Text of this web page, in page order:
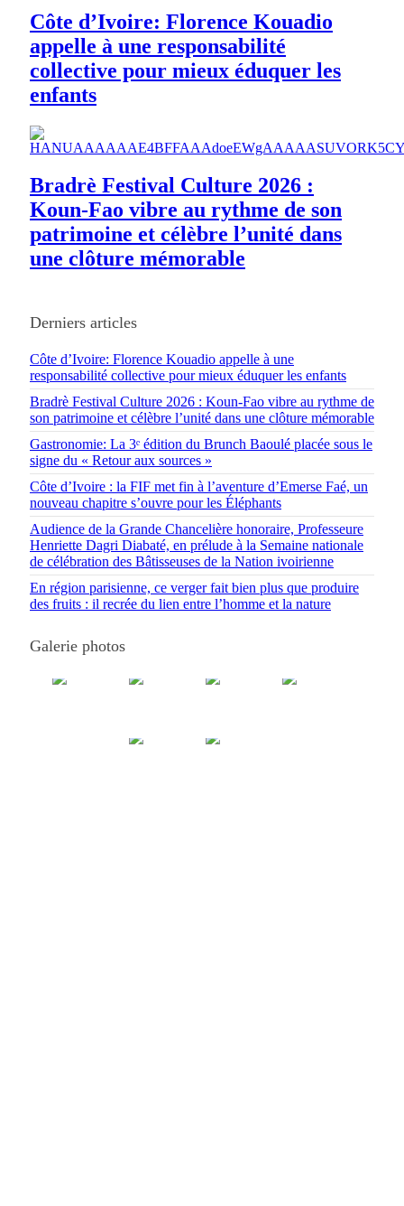
Côte d’Ivoire: Florence Kouadio
appelle à une responsabilité
collective pour mieux éduquer les
enfants
Bradrè Festival Culture 2026 :
Koun-Fao vibre au rythme de son
patrimoine et célèbre l’unité dans
une clôture mémorable
Derniers articles
Côte d’Ivoire: Florence Kouadio appelle à une
responsabilité collective pour mieux éduquer les enfants
Bradrè Festival Culture 2026 : Koun-Fao vibre au rythme de
son patrimoine et célèbre l’unité dans une clôture mémorable
Gastronomie: La 3ᵉ édition du Brunch Baoulé placée sous le
signe du « Retour aux sources »
Côte d’Ivoire : la FIF met fin à l’aventure d’Emerse Faé, un
nouveau chapitre s’ouvre pour les Éléphants
Audience de la Grande Chancelière honoraire, Professeure
Henriette Dagri Diabaté, en prélude à la Semaine nationale
de célébration des Bâtisseuses de la Nation ivoirienne
En région parisienne, ce verger fait bien plus que produire
des fruits : il recrée du lien entre l’homme et la nature
Galerie photos